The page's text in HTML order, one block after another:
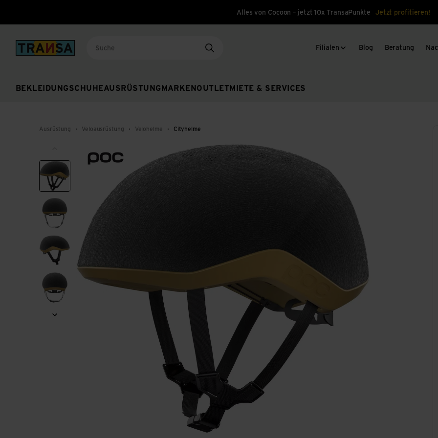
Alles von Cocoon – jetzt 10x TransaPunkte Jetzt profitieren!
Back to home
BEKLEIDUNGSCHUHEAUSRÜSTUNG MARKEN OUTLET MIETE & SERVICES
Filialen Blog Beratung
Ausrüstung Veloausrüstung Velohelme Cityhelme